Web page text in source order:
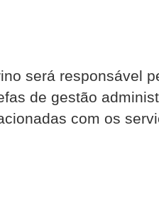
será responsável
de gestão
com os